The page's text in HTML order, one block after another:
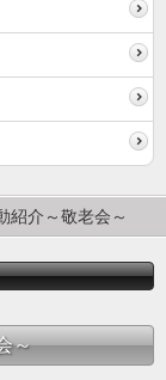
紹介～敬老会～
～